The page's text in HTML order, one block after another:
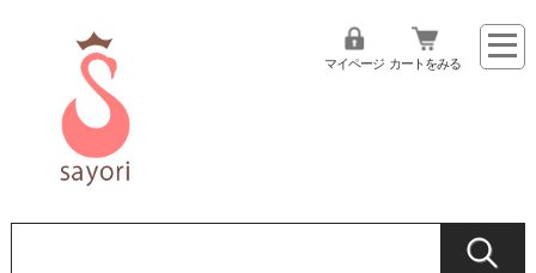
マイページ カートをみる